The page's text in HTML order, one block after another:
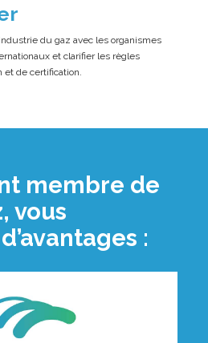
du gaz avec les organismes
et clarifier les règles
de certification.
membre de
vous
: